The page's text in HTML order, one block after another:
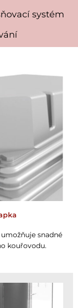
systém
snadné
kouřovodu.